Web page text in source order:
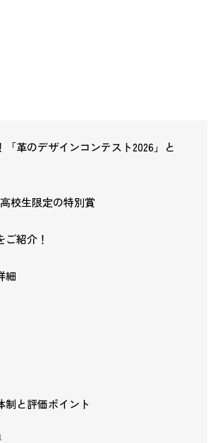
「革のデザインコンテスト2026」と
校生限定の特別賞
紹介！
細
制と評価ポイント